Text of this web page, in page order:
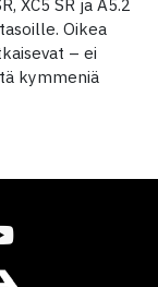
XC5 SR ja A5.2
Oikea
– ei
kymmeniä